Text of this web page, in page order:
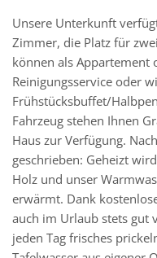
Unsere Unterkunft
Zimmer, die Platz für
können als Appartement
Reinigungsservice oder
Frühstücksbuffet/
Fahrzeug stehen Ihnen
Haus zur Verfügung.
geschrieben: Geheizt
Holz und unser
erwärmt. Dank
auch im Urlaub stets gut
jeden Tag frisches